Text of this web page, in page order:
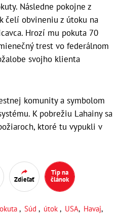
Následne pokojne z
čelí obvineniu z útoku na
Hrozí mu pokuta 70
trest vo federálnom
svojho klienta
komunity a symbolom
K pobrežiu Lahainy sa
ktoré tu vypukli v
Zdieľať
Tip na
článok
, Súd , útok , USA, Havaj,